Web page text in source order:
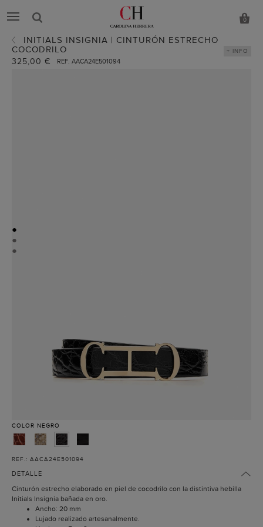
0
INITIALS INSIGNIA | CINTURÓN ESTRECHO
COCODRILO
325,00 € REF. AACA24E501094
+ INFO
●
●
●
COLOR NEGRO
REF.: AACA24E501094
DETALLE
Cinturón estrecho elaborado en piel de cocodrilo con la distintiva hebilla
Initials Insignia bañada en oro.
Ancho: 20 mm
Lujado realizado artesanalmente.